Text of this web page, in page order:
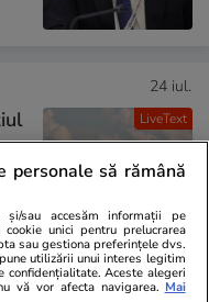
LiveText
24 iul.
personale să rămână
și/sau accesăm informații pe
unici pentru prelucrarea
sau gestiona preferințele dvs.
utilizării unui interes legitim
confidențialitate. Aceste alegeri
vă vor afecta navigarea. Mai